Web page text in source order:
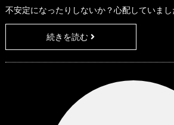
不安定になったりしないか？心配していま
く、いきいきとした表情で過ごしています。
が大好きな時間は給食の時間です！給食の時
ブルにいる職員のところに取りに行くと
続きを読む